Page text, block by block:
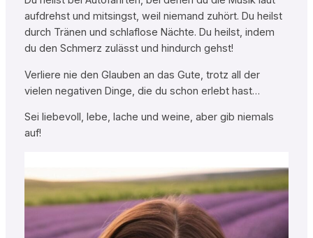
aufdrehst und mitsingst, weil niemand zuhört. Du heilst
durch Tränen und schlaflose Nächte. Du heilst, indem
du den Schmerz zulässt und hindurch gehst!
Verliere nie den Glauben an das Gute, trotz all der
vielen negativen Dinge, die du schon erlebt hast…
Sei liebevoll, lebe, lache und weine, aber gib niemals
auf!